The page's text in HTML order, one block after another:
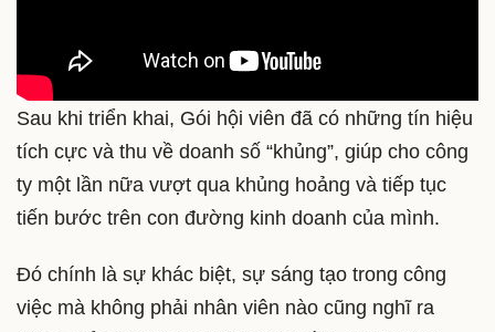
Sau khi triển khai, Gói hội viên đã có những tín hiệu
tích cực và thu về doanh số “khủng”, giúp cho công
ty một lần nữa vượt qua khủng hoảng và tiếp tục
tiến bước trên con đường kinh doanh của mình.
Đó chính là sự khác biệt, sự sáng tạo trong công
việc mà không phải nhân viên nào cũng nghĩ ra